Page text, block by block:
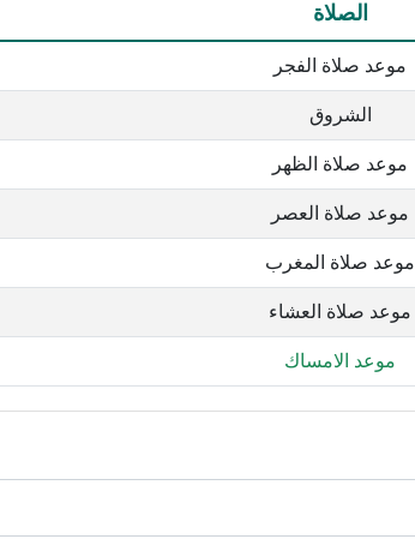
الصلاة
موعد صلاة الفجر
الشروق
موعد صلاة الظهر
موعد صلاة العصر
موعد صلاة المغرب
موعد صلاة العشاء
موعد الامساك